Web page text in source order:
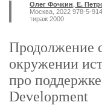
Олег Фочкин Е.
Москва, 2022 978-5-
тираж 2000
Продолжение
окружении
про
Development